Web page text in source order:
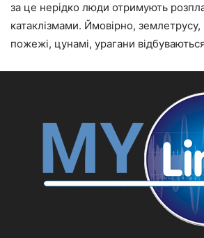
за це нерідко люди отримують
катаклізмами. Ймовірно, землетрусу,
пожежі, цунамі, урагани